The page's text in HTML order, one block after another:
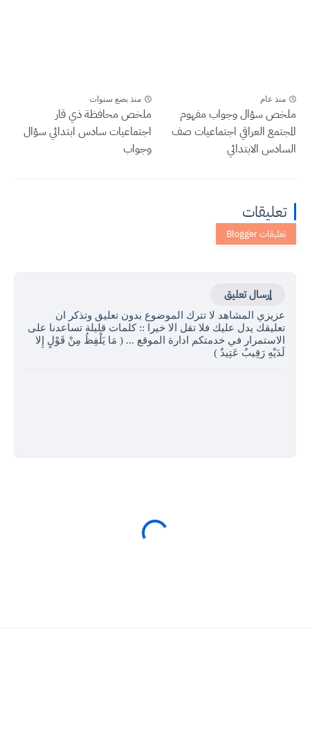
منذ عام
ملخص سؤال وجواب مفهوم
المجتمع العراقي اجتماعيات صف
السادس الابتدائي
منذ بضع سنوات
ملخص محافظة ذي قار
اجتماعيات سادس ابتدائي سؤال
وجواب
تعليقات
إرسال تعليق
عزيزي المشاهد لا تترك الموضوع بدون تعليق وتذكر ان
تعليقك يدل عليك فلا تقل الا خيرا :: كلمات قليلة تساعدنا على
الاستمرار في خدمتكم ادارة الموقع ... ( مَا يَلْفِظُ مِنْ قَوْلٍ إِلا
لَدَيْهِ رَقِيبٌ عَتِيدٌ )